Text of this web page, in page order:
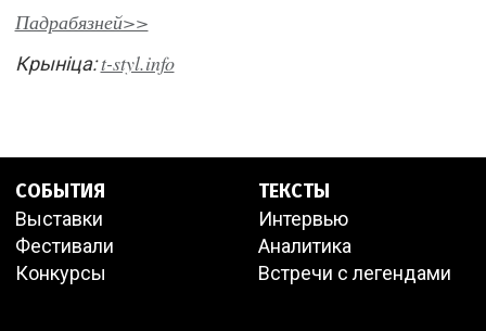
Падрабязней>>
Крыніца:t-styl.info
СОБЫТИЯ
Выставки
Фестивали
Конкурсы
ТЕКСТЫ
Интервью
Аналитика
Встречи с легендами